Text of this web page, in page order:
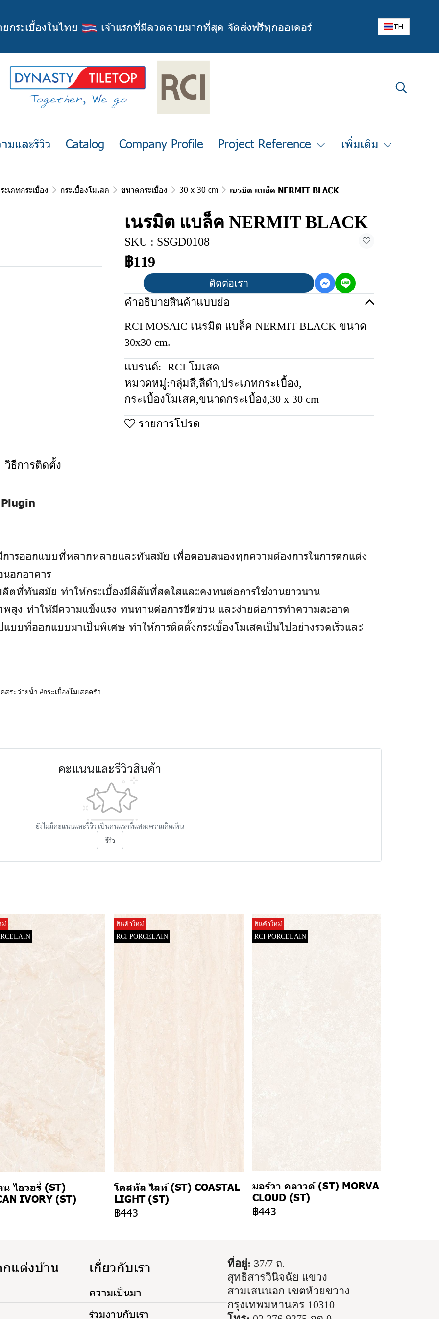
กระเบื้องในไทย เจ้าแรกที่มีลวดลายมากที่สุด จัดส่งฟรีทุกออเดอร์ TH
มและรีวิว Catalog Company Profile Project Reference เพิ่มเติม
ะเภทกระเบื้อง กระเบื้องโมเสค ขนาดกระเบื้อง 30 x 30 cm เนรมิต แบล็ค NERMIT BLACK
เนรมิต แบล็ค NERMIT BLACK
SKU : SSGD0108
฿119
ติดต่อเรา
คำอธิบายสินค้าแบบย่อ
RCI MOSAIC เนรมิต แบล็ค NERMIT BLACK ขนาด
30x30 cm.
แบรนด์: RCI โมเสค
หมวดหมู่:กลุ่มสี,สีดำ,ประเภทกระเบื้อง,
กระเบื้องโมเสค,ขนาดกระเบื้อง,30 x 30 cm
รายการโปรด
วิธีการติดตั้ง
มีการออกแบบที่หลากหลายและทันสมัย เพื่อตอบสนองทุกความต้องการในการตกแต่ง
นอกอาคาร
ลิตที่ทันสมัย ทำให้กระเบื้องมีสีสันที่สดใสและคงทนต่อการใช้งานยาวนาน
สูง ทำให้มีความแข็งแรง ทนทานต่อการขีดข่วน และง่ายต่อการทำความสะอาด
บบที่ออกแบบมาเป็นพิเศษ ทำให้การติดตั้งกระเบื้องโมเสคเป็นไปอย่างรวดเร็วและ
สระว่ายน้ำ #กระเบื้องโมเสคครัว
คะแนนและรีวิวสินค้า
ยังไม่มีคะแนนและรีวิว เป็นคนแรกที่แสดงความคิดเห็น
รีวิว
ม่
ไอวอรี่ (ST)
IVORY (ST)
สินค้าใหม่
RCI PORCELAIN
โคสทัล ไลท์ (ST) COASTAL
LIGHT (ST)
฿443
สินค้าใหม่
RCI PORCELAIN
มอร์วา คลาวด์ (ST) MORVA
CLOUD (ST)
฿443
กแต่งบ้าน เกี่ยวกับเรา
ความเป็นมา
ร่วมงานกับเรา
ที่อยู่: 37/7 ถ.
สุทธิสารวินิจฉัย แขวง
สามเสนนอก เขตห้วยขวาง
กรุงเทพมหานคร 10310